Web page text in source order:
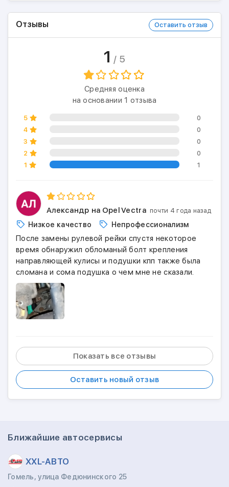
Отзывы Оставить отзыв
1 / 5
Средняя оценка
на основании 1 отзыва
5
0
4
0
3
0
2
0
1
1
Александр на Opel Vectra почти 4 года назад
Низкое качество Непрофессионализм
После замены рулевой рейки спустя некоторое
время обнаружил обломаный болт крепления
направляющей кулисы и подушки кпп также была
сломана и сома подушка о чем мне не сказали.
Показать все отзывы
Оставить новый отзыв
Ближайшие автосервисы
XXL-АВТО
Гомель, улица Федюнинского 25